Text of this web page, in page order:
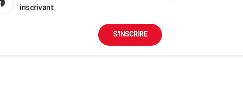
inscrivant
S'INSCRIRE